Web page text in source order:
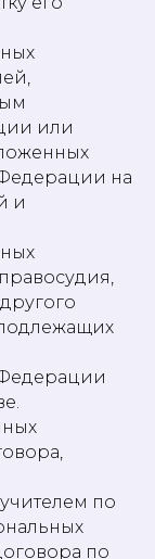
или
на
и
по
по